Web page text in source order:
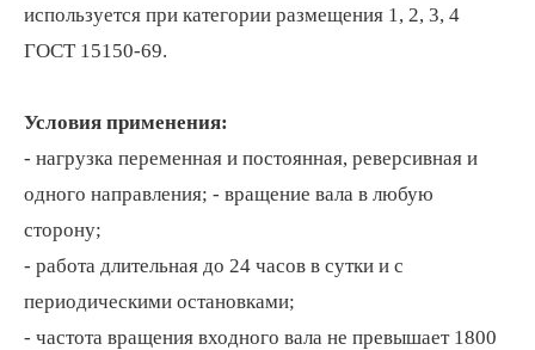
используется при категории размещения 1, 2, 3, 4
ГОСТ 15150-69.
Условия применения:
- нагрузка переменная и постоянная, реверсивная и
одного направления; - вращение вала в любую
сторону;
- работа длительная до 24 часов в сутки и с
периодическими остановками;
- частота вращения входного вала не превышает 1800